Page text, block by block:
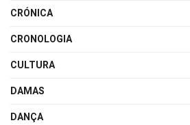
CRÓNICA
CRONOLOGIA
CULTURA
DAMAS
DANÇA